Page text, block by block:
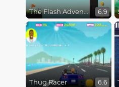
The Flash Adventures 6.9
Thug Racer 6.6